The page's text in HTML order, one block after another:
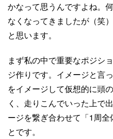
かなって思うんですよね。
なくなってきましたが（笑
と思います。
まず私の中で重要なポジシ
ジ作りです。イメージと言
をイメージして仮想的に頭
く、走りこんでいった上で
ージを繋ぎ合わせて「1周
とです。